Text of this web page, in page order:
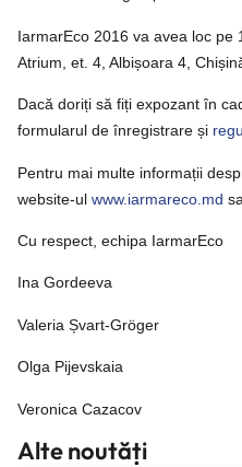
IarmarEco 2016 va avea loc pe
Atrium, et. 4, Albișoara 4,
Dacă doriți să fiți expozant în
formularul de înregistrare și
Pentru mai multe informații
website-ul www.iarmareco.md
Cu respect, echipa IarmarEco
Ina Gordeeva
Valeria Șvart-Gröger
Olga Pijevskaia
Veronica Cazacov
Alte noutăți